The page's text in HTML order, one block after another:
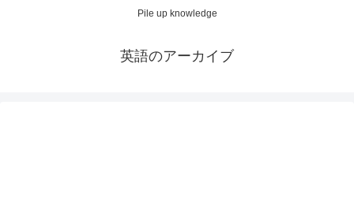
Pile up knowledge
英語のアーカイブ